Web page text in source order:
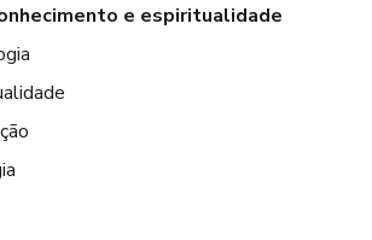
e espiritualidade